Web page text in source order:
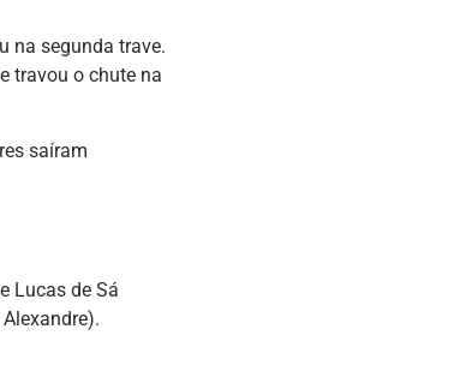
na segunda trave.
travou o chute na
saíram
Lucas de Sá